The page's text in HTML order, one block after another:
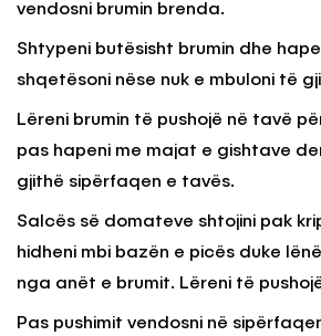
vendosni brumin brenda.
Shtypeni butësisht brumin dhe
shqetësoni nëse nuk e mbuloni të
Lëreni brumin të pushojë në tavë
pas hapeni me majat e gishtave
gjithë sipërfaqen e tavës.
Salcës së domateve shtojini pak
hidheni mbi bazën e picës duke
nga anët e brumit. Lëreni të
Pas pushimit vendosni në